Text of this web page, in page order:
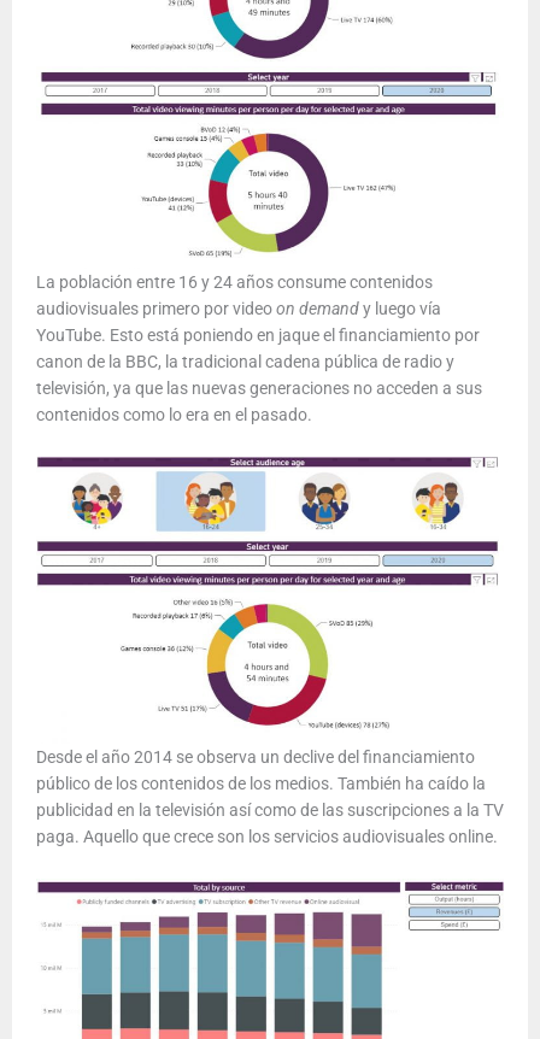
La población entre 16 y 24 años consume contenidos
audiovisuales primero por videoon demandy luego vía
YouTube. Esto está poniendo en jaque el financiamiento por
canon de la BBC, la tradicional cadena pública de radio y
televisión, ya que las nuevas generaciones no acceden a sus
contenidos como lo era en el pasado.
Desde el año 2014 se observa un declive del financiamiento
público de los contenidos de los medios. También ha caído la
publicidad en la televisión así como de las suscripciones a la TV
paga. Aquello que crece son los servicios audiovisuales online.